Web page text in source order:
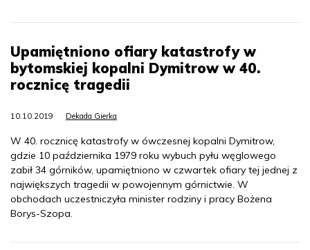
Upamiętniono ofiary katastrofy w
bytomskiej kopalni Dymitrow w 40.
rocznicę tragedii
10.10.2019 Dekada Gierka
W 40. rocznicę katastrofy w ówczesnej kopalni Dymitrow,
gdzie 10 października 1979 roku wybuch pyłu węglowego
zabił 34 górników, upamiętniono w czwartek ofiary tej jednej z
największych tragedii w powojennym górnictwie. W
obchodach uczestniczyła minister rodziny i pracy Bożena
Borys-Szopa.